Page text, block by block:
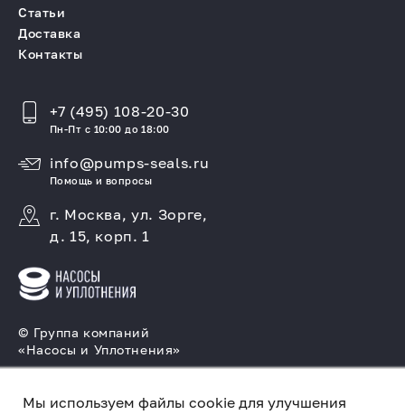
Мы используем файлы cookie для улучшения
© Группа компаний
«Насосы и Уплотнения»
торцовых уплотнений
Статьи
Доставка
Контакты
+7 (495) 108-20-30
Пн-Пт с 10:00 до 18:00
info@pumps-seals.ru
Помощь и вопросы
г. Москва, ул. Зорге,
д. 15, корп. 1